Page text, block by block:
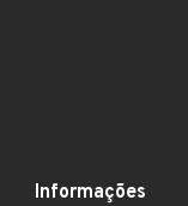
Informações